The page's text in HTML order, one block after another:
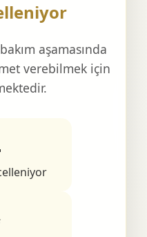
aşamasında
verebilmek için